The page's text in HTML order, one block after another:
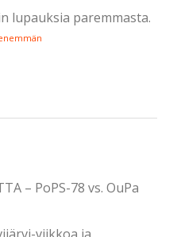
lupauksia paremmasta.
– PoPS-78 vs. OuPa